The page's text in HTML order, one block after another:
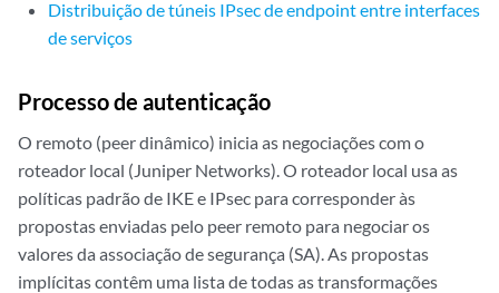
Distribuição de túneis IPsec de endpoint entre interfaces
de serviços
Processo de autenticação
O remoto (peer dinâmico) inicia as negociações com o
roteador local (Juniper Networks). O roteador local usa as
políticas padrão de IKE e IPsec para corresponder às
propostas enviadas pelo peer remoto para negociar os
valores da associação de segurança (SA). As propostas
implícitas contêm uma lista de todas as transformações